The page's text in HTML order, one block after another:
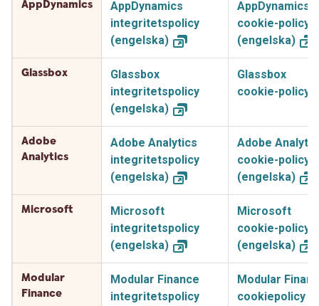
AppDynamics
AppDynamics
integritetspolicy
(engelska)
AppDynamics
cookie-policy
(engelska)
Glassbox
Glassbox
integritetspolicy
(engelska)
Glassbox
cookie-policy
Adobe
Analytics
Adobe Analytics
integritetspolicy
(engelska)
Adobe
cookie-policy
(engelska)
Microsoft
Microsoft
integritetspolicy
(engelska)
Microsoft
cookie-policy
(engelska)
Modular
Finance
Modular Finance
integritetspolicy
Modular
cookiepolicy